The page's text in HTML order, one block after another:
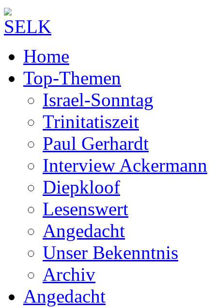
Home
Top-Themen
Israel-Sonntag
Trinitatiszeit
Paul Gerhardt
Interview Ackermann
Diepkloof
Lesenswert
Angedacht
Unser Bekenntnis
Archiv
Angedacht